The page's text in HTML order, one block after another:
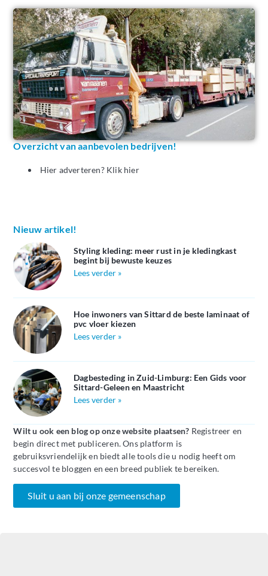
Overzicht van aanbevolen bedrijven!
Hier adverteren? Klik hier
Nieuw artikel!
Styling kleding: meer rust in je kledingkast
begint bij bewuste keuzes
Lees verder »
Hoe inwoners van Sittard de beste laminaat of
pvc vloer kiezen
Lees verder »
Dagbesteding in Zuid-Limburg: Een Gids voor
Sittard-Geleen en Maastricht
Lees verder »
Wilt u ook een blog op onze website plaatsen? Registreer en
begin direct met publiceren. Ons platform is
gebruiksvriendelijk en biedt alle tools die u nodig heeft om
succesvol te bloggen en een breed publiek te bereiken.
Sluit u aan bij onze gemeenschap